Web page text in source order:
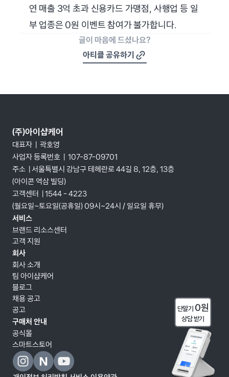
연 매출 3억 초과 신용카드 가맹점, 사행업 등 일
부 업종은 0원 이벤트 참여가 불가합니다.
글이 마음에 드셨나요?
아티클 공유하기
(주)아이샵케어
대표자  |  곽호영
사업자 등록번호  |  107-87-09701
주소  | 서울특별시 강남구 테헤란로 44길 8, 12층, 13층
(아이콘 역삼 빌딩)
고객센터  | 1544 - 4223
(월요일~토요일(공휴일) 09시~24시 / 일요일 휴무)
서비스
브랜드 리소스센터
고객 지원
회사
회사 소개
팀 아이샵케어
블로그
채용 공고
공고
구매처 안내
공식몰
스마트스토어
단말기 0원
상담 받기